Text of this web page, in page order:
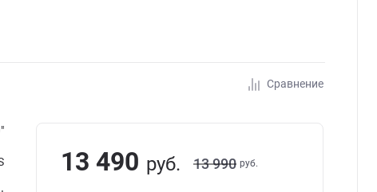
Сравнение
13 490 руб. 13 990 руб.